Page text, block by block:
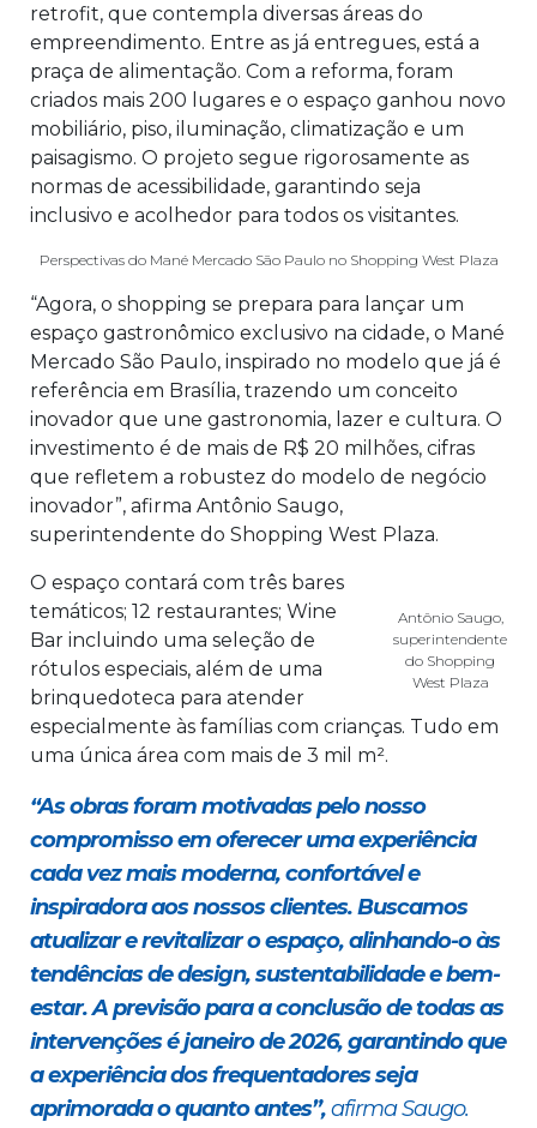
retrofit, que contempla diversas áreas do
empreendimento. Entre as já entregues, está a
praça de alimentação. Com a reforma, foram
criados mais 200 lugares e o espaço ganhou novo
mobiliário, piso, iluminação, climatização e um
paisagismo. O projeto segue rigorosamente as
normas de acessibilidade, garantindo seja
inclusivo e acolhedor para todos os visitantes.
Perspectivas do Mané Mercado São Paulo no Shopping West Plaza
“Agora, o shopping se prepara para lançar um
espaço gastronômico exclusivo na cidade, o Mané
Mercado São Paulo, inspirado no modelo que já é
referência em Brasília, trazendo um conceito
inovador que une gastronomia, lazer e cultura. O
investimento é de mais de R$ 20 milhões, cifras
que refletem a robustez do modelo de negócio
inovador”, afirma Antônio Saugo,
superintendente do Shopping West Plaza.
Antônio Saugo,
superintendente
do Shopping
West Plaza
O espaço contará com três bares
temáticos; 12 restaurantes; Wine
Bar incluindo uma seleção de
rótulos especiais, além de uma
brinquedoteca para atender
especialmente às famílias com crianças. Tudo em
uma única área com mais de 3 mil m².
“As obras foram motivadas pelo nosso
compromisso em oferecer uma experiência
cada vez mais moderna, confortável e
inspiradora aos nossos clientes. Buscamos
atualizar e revitalizar o espaço, alinhando-o às
tendências de design, sustentabilidade e bem-
estar. A previsão para a conclusão de todas as
intervenções é janeiro de 2026, garantindo que
a experiência dos frequentadores seja
aprimorada o quanto antes”,afirma Saugo.